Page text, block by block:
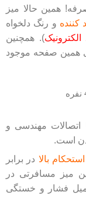
همین حالا میز
کننده و رنگ دلخواه
الکترونیک). همچنین
6 نفره در انتهای همین صفحه موجود
اتصالات مهندسی و
است.
استحکام بالا در برابر
میز مسافرتی در
فشار و خستگی